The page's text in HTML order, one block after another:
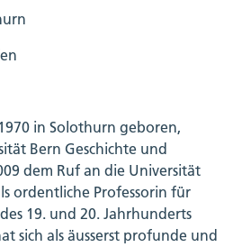
in Solothurn geboren,
Bern Geschichte und
dem Ruf an die Universität
ordentliche Professorin für
19. und 20. Jahrhunderts
sich als äusserst profunde und